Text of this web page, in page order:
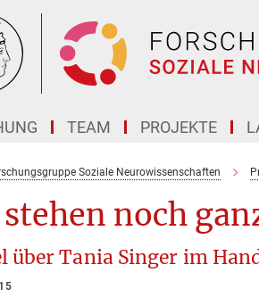
TEAM PROJEKTE
Soziale Neurowissenschaften
noch
über Tania Singer im